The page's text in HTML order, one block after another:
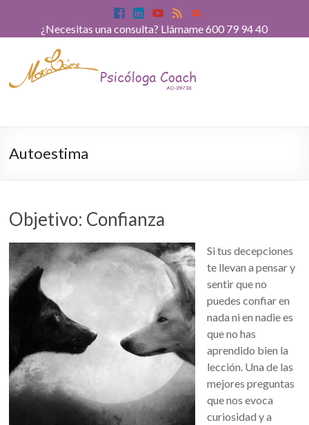
¿Necesitas una consulta? Llámame 600 79 94 40
Autoestima
Objetivo: Confianza
Si tus decepciones
te llevan a pensar y
sentir que no
puedes confiar en
nada ni en nadie es
que no has
aprendido bien la
lección. Una de las
mejores preguntas
que nos evoca
curiosidad y a